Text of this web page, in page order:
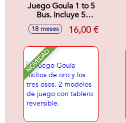
Juego Goula 1 to 5
Bus. Incluye 5
anmales para
colocar
autobus.
18 meses 16,00 €
NOVEDAD